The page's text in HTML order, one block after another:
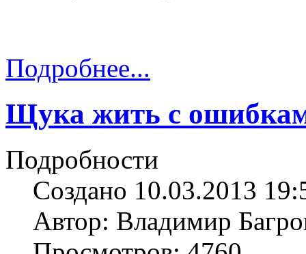
Подробнее...
Щука жить с
Подробности
Создано 10.03.2013
Автор: Владимир